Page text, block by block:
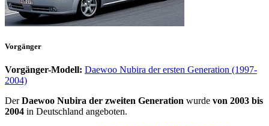
Vorgänger
Vorgänger-Modell: Daewoo Nubira der ersten Generation (1997-
2004)
DerDaewoo Nubira der zweiten Generation wurde von 2003 bis
2004 in Deutschland angeboten.